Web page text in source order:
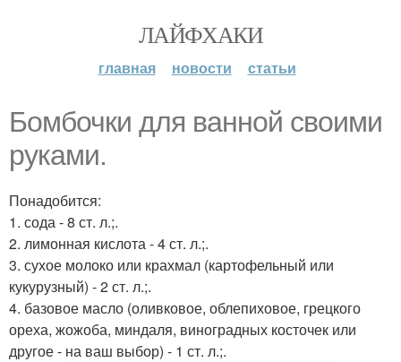
ЛАЙФХАКИ
главная новости статьи
Бомбочки для ванной своими
руками.
Понадобится:
1. сода - 8 ст. л.;.
2. лимонная кислота - 4 ст. л.;.
3. сухое молоко или крахмал (картофельный или
кукурузный) - 2 ст. л.;.
4. базовое масло (оливковое, облепиховое, грецкого
ореха, жожоба, миндаля, виноградных косточек или
другое - на ваш выбор) - 1 ст. л.;.